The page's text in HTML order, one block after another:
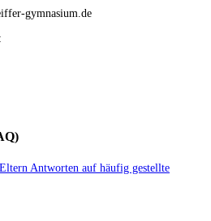
gymnasium.de
Antworten auf häufig gestellte